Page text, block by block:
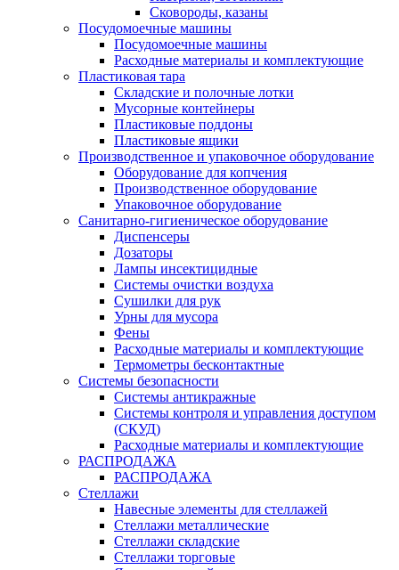
Сковороды, казаны
Посудомоечные машины
Посудомоечные машины
Расходные материалы и комплектующие
Пластиковая тара
Складские и полочные лотки
Мусорные контейнеры
Пластиковые поддоны
Пластиковые ящики
Производственное и упаковочное оборудование
Оборудование для копчения
Производственное оборудование
Упаковочное оборудование
Санитарно-гигиеническое оборудование
Диспенсеры
Дозаторы
Лампы инсектицидные
Системы очистки воздуха
Сушилки для рук
Урны для мусора
Фены
Расходные материалы и комплектующие
Термометры бесконтактные
Системы безопасности
Системы антикражные
Системы контроля и управления доступом
(СКУД)
Расходные материалы и комплектующие
РАСПРОДАЖА
РАСПРОДАЖА
Стеллажи
Навесные элементы для стеллажей
Стеллажи металлические
Стеллажи складские
Стеллажи торговые